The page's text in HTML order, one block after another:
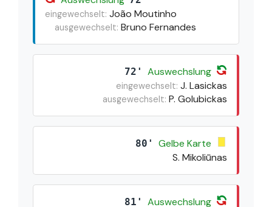
eingewechselt: João Moutinho
ausgewechselt: Bruno Fernandes
72' Auswechslung
eingewechselt: J. Lasickas
ausgewechselt: P. Golubickas
80'
Gelbe Karte
S. Mikoliūnas
81' Auswechslung